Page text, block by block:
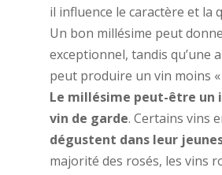
il influence le caractère et la
Un bon millésime peut
exceptionnel, tandis qu’une
peut produire un vin moins
Le millésime peut-être un
vin de garde. Certains vins
dégustent dans leur
majorité des rosés, les vins